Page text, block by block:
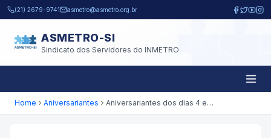
Pular para o conteúdo principal
(21) 2679-9741 asmetro@asmetro.org.br
ASMETRO-SI
Sindicato dos Servidores do INMETRO
Home Aniversariantes Aniversariantes dos dias 4 e 5 /5/2024